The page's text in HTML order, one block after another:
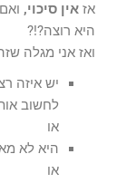
אז אין סיכוי,
היא רוצה?!?
ואז אני מגלה
יש איזה
לחשוב
או
היא לא
או